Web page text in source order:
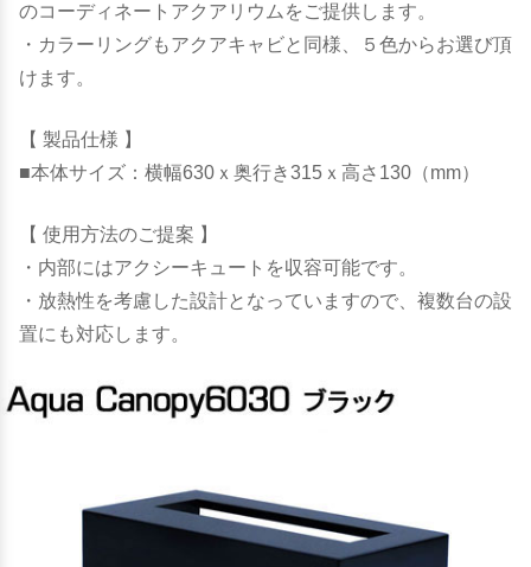
のコーディネートアクアリウムをご提供します。
・カラーリングもアクアキャビと同様、５色からお選び頂
けます。
【 製品仕様 】
■本体サイズ：横幅630ｘ奥行き315ｘ高さ130（mm）
【 使用方法のご提案 】
・内部にはアクシーキュートを収容可能です。
・放熱性を考慮した設計となっていますので、複数台の設
置にも対応します。